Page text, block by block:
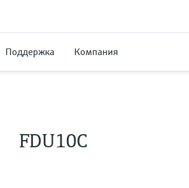
Поддержка Компания
FDU10C